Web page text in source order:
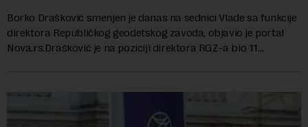
Borko Drašković smenjen je danas na sednici Vlade sa funkcije
direktora Republičkog geodetskog zavoda, objavio je portal
Nova.rs.Drašković je na poziciji direktora RGZ-a bio 11